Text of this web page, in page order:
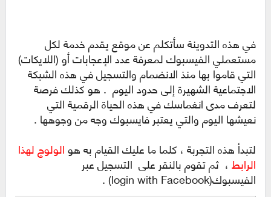
في هذه التدوينة سأتكلم عن موقع يقدم خدمة لكل
مستعملي الفيسبوك لمعرفة عدد الإعجابات أو (اللايكات)
التي قاموا بها منذ الانضمام والتسجيل في هذه الشبكة
الاجتماعية الشهيرة إلى حدود اليوم . هو كذلك فرصة
لتعرف مدى انغماسك في هذه الحياة الرقمية التي
نعيشها اليوم والتي يعتبر فايسبوك وجه من وجوهها .
لتبدأ هذه التجربة ، كلما ما عليك القيام به هوالولوج لهذا
الرابط، ثم تقوم بالنقر على التسجيل عبر
الفيسبوك(login with Facebook) .